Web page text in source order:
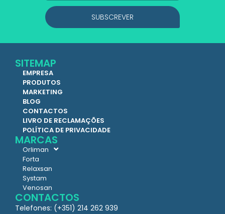
SUBSCREVER
SITEMAP
EMPRESA
PRODUTOS
MARKETING
BLOG
CONTACTOS
LIVRO DE RECLAMAÇÕES
POLÍTICA DE PRIVACIDADE
MARCAS
Orliman
Forta
Relaxsan
Systam
Venosan
CONTACTOS
Telefones: (+351) 214 262 939